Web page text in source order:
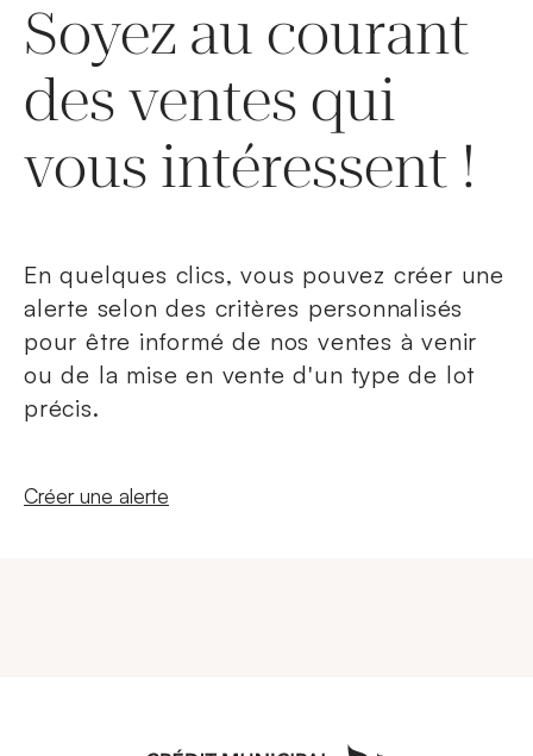
Soyez au courant
des ventes qui
vous intéressent !
En quelques clics, vous pouvez créer une
alerte selon des critères personnalisés
pour être informé de nos ventes à venir
ou de la mise en vente d'un type de lot
précis.
Nouvelle fenêtre
Créer une alerte